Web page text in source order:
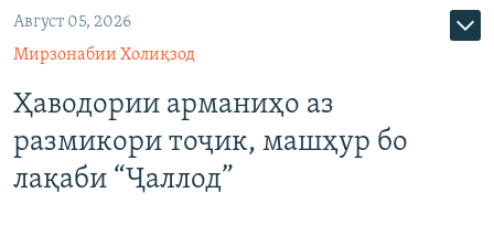
Август 05, 2026
Мирзонабии Холиқзод
Ҳаводории арманиҳо аз
размикори тоҷик, машҳур бо
лақаби “Ҷаллод”